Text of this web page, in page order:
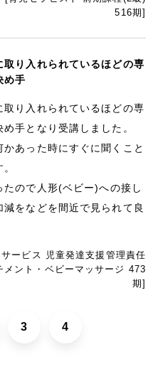
516期]
り入れられているほどの専
め手
取り入れられているほどの専
手となり受講しました。
あった時にすぐに聞くこと
たので人形(ベビー)への接し
をなどを間近で見られて良
ービス 児童発達支援管理責任
ント・ベビーマッサージ 473
期]
3 4